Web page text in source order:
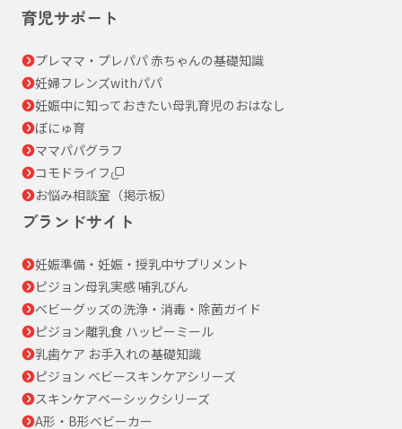
育児サポート
プレママ・プレパパ 赤ちゃんの基礎知識
妊婦フレンズwithパパ
妊娠中に知っておきたい母乳育児のおはなし
ぼにゅ育
ママパパグラフ
コモドライフ
お悩み相談室（掲示板）
ブランドサイト
妊娠準備・妊娠・授乳中サプリメント
ピジョン母乳実感 哺乳びん
ベビーグッズの洗浄・消毒・除菌ガイド
ピジョン離乳食 ハッピーミール
乳歯ケア お手入れの基礎知識
ピジョン ベビースキンケアシリーズ
スキンケアベーシックシリーズ
A形・B形ベビーカー